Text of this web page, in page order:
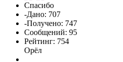
Спасибо
-Дано: 707
-Получено: 747
Сообщений: 95
Рейтинг: 754
Орёл